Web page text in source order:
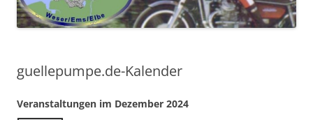
guellepumpe.de-Kalender
Veranstaltungen im Dezember 2024